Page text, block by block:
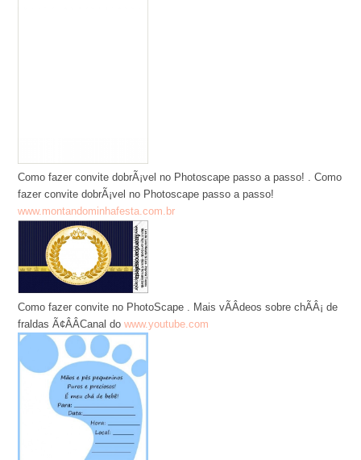
Como fazer convite dobrÃ¡vel no Photoscape passo a passo! . Como
fazer convite dobrÃ¡vel no Photoscape passo a passo!
www.montandominhafesta.com.br
Como fazer convite no PhotoScape . Mais vÃÂ­deos sobre chÃÂ¡ de
fraldas Ã¢ÂÂCanal do www.youtube.com